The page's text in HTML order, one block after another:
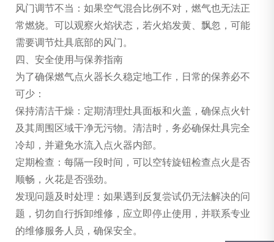
风门调节不当：如果空气混合比例不对，燃气也无法正
常燃烧。可以观察火焰状态，若火焰发黄、飘忽，可能
需要调节灶具底部的风门。
四、安全使用与保养指南
为了确保燃气点火器长久稳定地工作，日常的保养必不
可少：
保持清洁干燥：定期清理灶具面板和火盖，确保点火针
及其周围区域干净无污物。清洁时，务必确保灶具完全
冷却，并避免水流入点火器内部。
定期检查：每隔一段时间，可以空转旋钮检查点火是否
顺畅，火花是否强劲。
发现问题及时处理：如果遇到反复尝试仍无法解决的问
题，切勿自行拆卸维修，应立即停止使用，并联系专业
的维修服务人员，确保安全。